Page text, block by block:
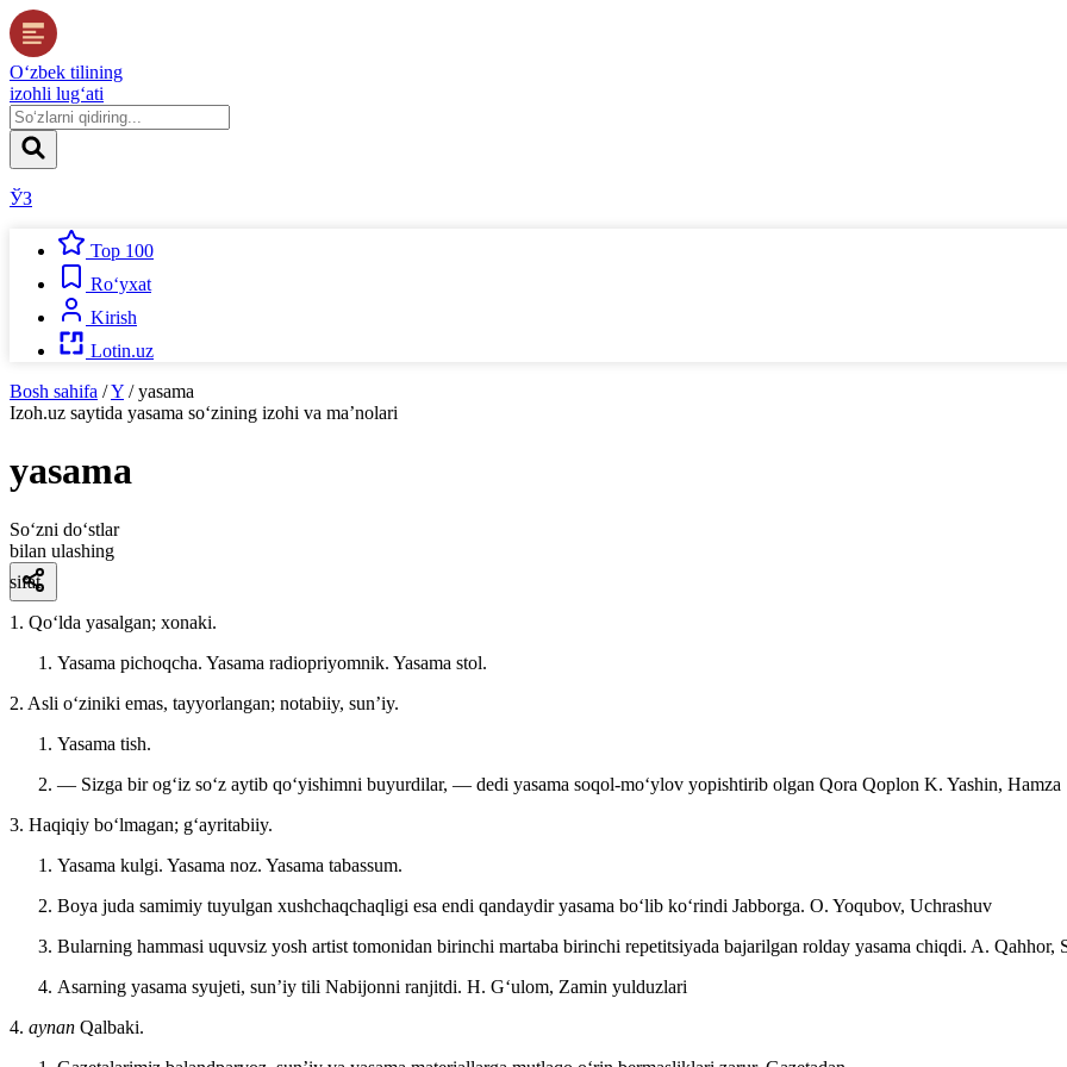
O‘zbek tilining
izohli lug‘ati
ЎЗ
Top 100
Ro‘yxat
Kirish
Lotin.uz
Bosh sahifa /Y / yasama
Izoh.uz saytida yasama so‘zining izohi va ma’nolari
yasama
So‘zni do‘stlar
bilan ulashing
sifat
1. Qoʻlda yasalgan; xonaki.
Yasama pichoqcha. Yasama radiopriyomnik. Yasama stol.
2. Asli oʻziniki emas, tayyorlangan; notabiiy, sunʼiy.
Yasama tish.
— Sizga bir ogʻiz soʻz aytib qoʻyishimni buyurdilar, — dedi yasama soqol-moʻylov yopishtirib olgan Qora Qoplon K. Yashin, Hamza
3. Haqiqiy boʻlmagan; gʻayritabiiy.
Yasama kulgi. Yasama noz. Yasama tabassum.
Boya juda samimiy tuyulgan xushchaqchaqligi esa endi qandaydir yasama boʻlib koʻrindi Jabborga. O. Yoqubov, Uchrashuv
Bularning hammasi uquvsiz yosh artist tomonidan birinchi martaba birinchi repetitsiyada bajarilgan rolday yasama chiqdi. A. Qahhor,
Asarning yasama syujeti, sunʼiy tili Nabijonni ranjitdi. H. Gʻulom, Zamin yulduzlari
4. aynan Qalbaki.